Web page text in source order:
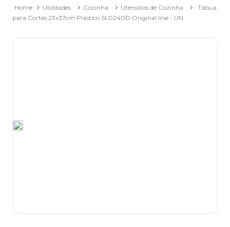
Utilidades Cozinha Utensilios de Cozinha
Tábua
para Cortes 23x37cm Plástico SL0240D Original line - UN
mochila
2 º sacola
3º mala
8